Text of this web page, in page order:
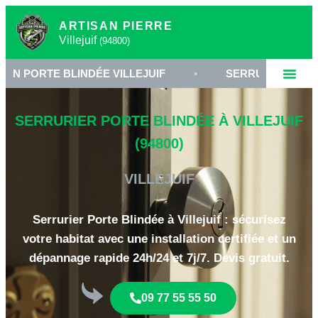
ARTISAN PIERRE
Villejuif (94800)
BLINDÉE VILLEJUIF • SERRURERIE HAUTE
SERRURIER PORTE BLINDÉE À VILLEJUIF
(94800)
VILLEJUIF
Serrurier Porte Blindée à Villejuif : sécurisez
votre habitat avec une installation certifiée et un
dépannage rapide 24h/24 et 7j/7. Devis gratuit.
09 77 55 55 50